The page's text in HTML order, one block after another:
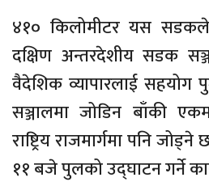
४१० किलोमीटर यस सडकले
दक्षिण अन्तरदेशीय सडक
वैदेशिक व्यापारलाई
सञ्जालमा जोडिन बाँकी
राष्ट्रिय राजमार्गमा पनि जोड्ने
११ बजे पुलको उद्घाटन गर्ने